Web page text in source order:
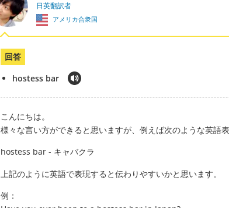
日英翻訳者
アメリカ合衆国
回答
hostess bar
こんにちは。
様々な言い方ができると思いますが、例えば次のような英語
hostess bar - キャバクラ
上記のように英語で表現すると伝わりやすいかと思います。
例：